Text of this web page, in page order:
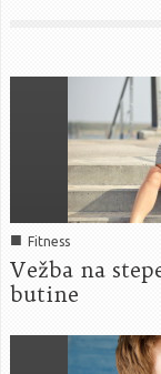
■ Fitness
Vežba na
butine